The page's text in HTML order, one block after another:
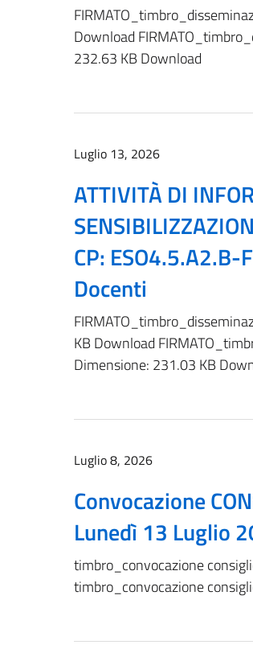
Download
232.63 KB Download
Luglio 13, 2026
ATTIVITÀ DI
CP:
Docenti
KB Download
Dimensione: 231.03 KB
Luglio 8, 2026
Convocazione
Lunedì 13 Luglio
timbro_convocazione
timbro_convocazione